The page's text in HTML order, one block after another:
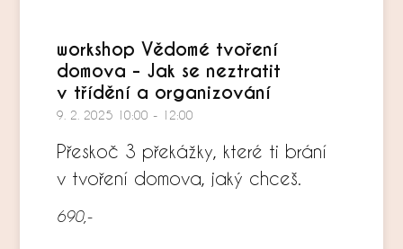
workshop Vědomé tvoření
domova - Jak se neztratit
v třídění a organizování
9. 2. 2025 10:00 - 12:00
Přeskoč 3 překážky, které ti brání
v tvoření domova, jaký chceš.
690,-